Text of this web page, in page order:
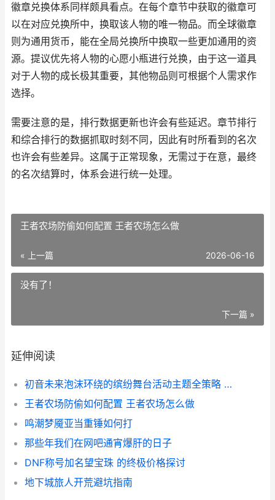
徽章兑换体系同样颇具看点。在每个章节中获取的徽章可
以在对应兑换所中，换取该人物的唯一物品。而全球徽章
则为通用货币，能在全局兑换所中换取一些更加通用的资
源。提议优先将人物的心愿小瓶进行兑换，由于这一道具
对于人物的成长极其重要，其他物品则可根据个人需求作
选择。
需要注意的是，排行数据更新也许会有些延迟。章节排行
和综合排行的数据抓取时刻不同，因此有时所看到的名次
也许会有些差异。这属于正常现象，无需过于在意，最终
的名次结算时，体系会进行统一处理。
王者农场防偷如何配置 王者农场怎么做
« 上一篇 2026-06-16
没有了！
下一篇 »
延伸阅读
初音未来泡沫环绕的缤纷舞台活动主题全策略 初音未来泡面
王者农场防偷如何配置 王者农场怎么做
鸣潮梦魇亚当重锤如何打
那些年我们在网吧通宵爆肝的日子
DNF称号加名望宝珠 的终极价格探讨
地下城旅人开荒避坑指南